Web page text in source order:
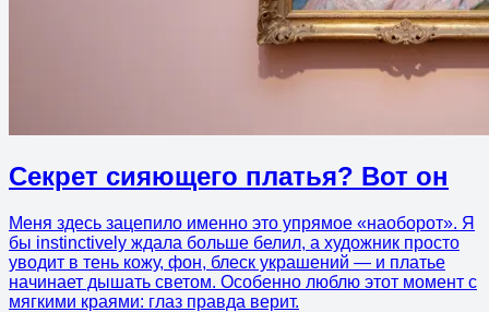
Секрет сияющего платья? Вот он
Меня здесь зацепило именно это упрямое «наоборот». Я
бы instinctively ждала больше белил, а художник просто
уводит в тень кожу, фон, блеск украшений — и платье
начинает дышать светом. Особенно люблю этот момент с
мягкими краями: глаз правда верит.